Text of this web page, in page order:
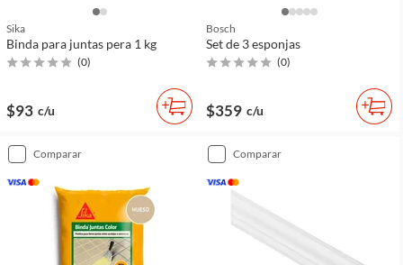
Sika
Binda para juntas pera 1 kg
(0)
$93 c/u
Bosch
Set de 3 esponjas
(0)
$359 c/u
comparar comparar